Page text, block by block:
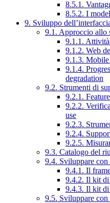
8.5.1.
8.5.2. I
9. Sviluppo
9.1. Approccio allo
9.1.1.
9.1.2. Web
9.1.3.
9.1.4.
degradation
9.2. Strumenti di
9.2.1.
9.2.2.
use
9.2.3.
9.2.4.
9.2.5.
9.3. Catalogo del
9.4. Sviluppare
9.4.1. Il
9.4.2. Il kit di
9.4.3. Il kit
9.5. Sviluppare